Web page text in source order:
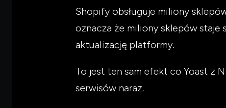
Shopify obsługuje miliony
oznacza że miliony sklepów
aktualizację platformy.
To jest ten sam efekt co Yoast z
serwisów naraz.